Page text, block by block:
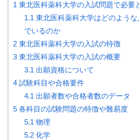
1 東北医科薬科大学の入試問題で必要
1.1 東北医科薬科大学はどのよう
でいるのか
2 東北医科薬科大学の入試の特徴
3 東北医科薬科大学の入試の概要
3.1 出願資格について
4 試験科目や合格要件
4.1 出願者数や合格者数のデータ
5 各科目の試験問題の特徴や難易度
5.1 物理
5.2化学